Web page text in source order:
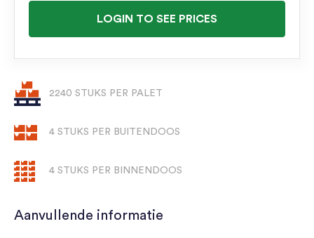
LOGIN TO SEE PRICES
2240 STUKS PER PALET
4 STUKS PER BUITENDOOS
4 STUKS PER BINNENDOOS
Aanvullende informatie